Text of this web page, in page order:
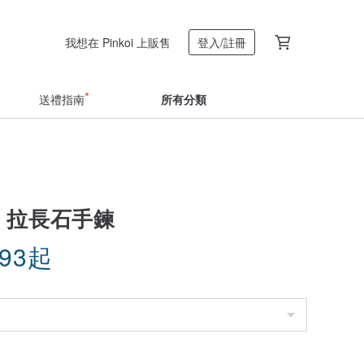
我想在 Pinkoi 上販售 登入/註冊
送禮指南 所有分類
長石手鍊
起